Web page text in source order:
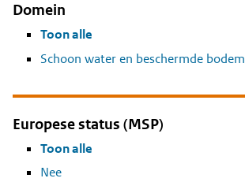
Domein
Toon alle
Schoon water en beschermde bodem
Europese status (MSP)
Toon alle
Nee